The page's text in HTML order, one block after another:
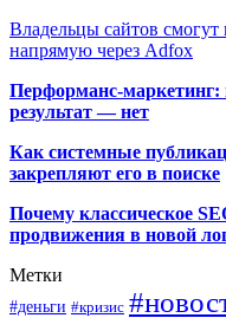
Владельцы сайтов
напрямую через Adfox
Перформанс-маркетинг:
результат — нет
Как системные
закрепляют его в поиске
Почему классическое
продвижения в новой
Метки
#деньги #кризис